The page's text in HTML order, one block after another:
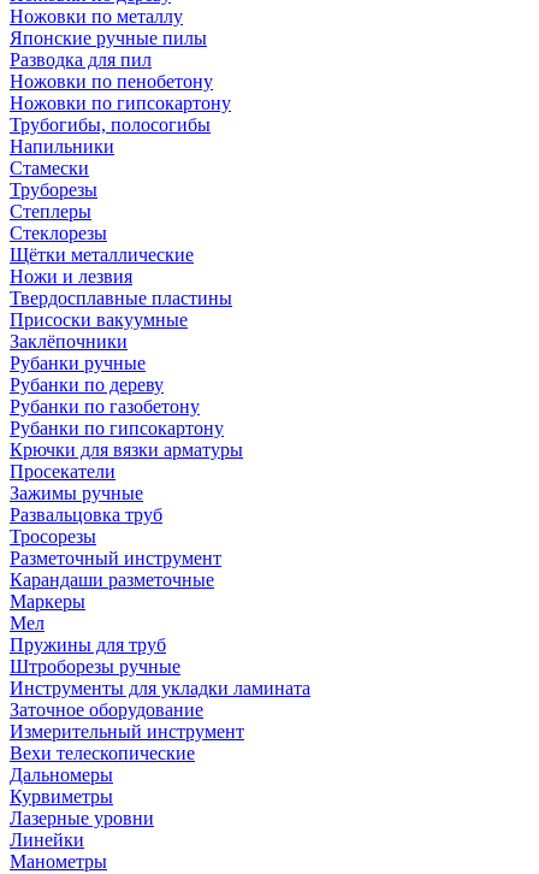
Ножовки по металлу
Японские ручные пилы
Разводка для пил
Ножовки по пенобетону
Ножовки по гипсокартону
Трубогибы, полосогибы
Напильники
Стамески
Труборезы
Степлеры
Стеклорезы
Щётки металлические
Ножи и лезвия
Твердосплавные пластины
Присоски вакуумные
Заклёпочники
Рубанки ручные
Рубанки по дереву
Рубанки по газобетону
Рубанки по гипсокартону
Крючки для вязки арматуры
Просекатели
Зажимы ручные
Развальцовка труб
Тросорезы
Разметочный инструмент
Карандаши разметочные
Маркеры
Мел
Пружины для труб
Штроборезы ручные
Инструменты для укладки ламината
Заточное оборудование
Измерительный инструмент
Вехи телескопические
Дальномеры
Курвиметры
Лазерные уровни
Линейки
Манометры